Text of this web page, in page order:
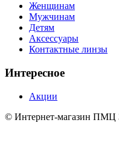
Женщинам
Мужчинам
Детям
Аксессуары
Контактные линзы
Интересное
Акции
© Интернет-магазин ПМЦ